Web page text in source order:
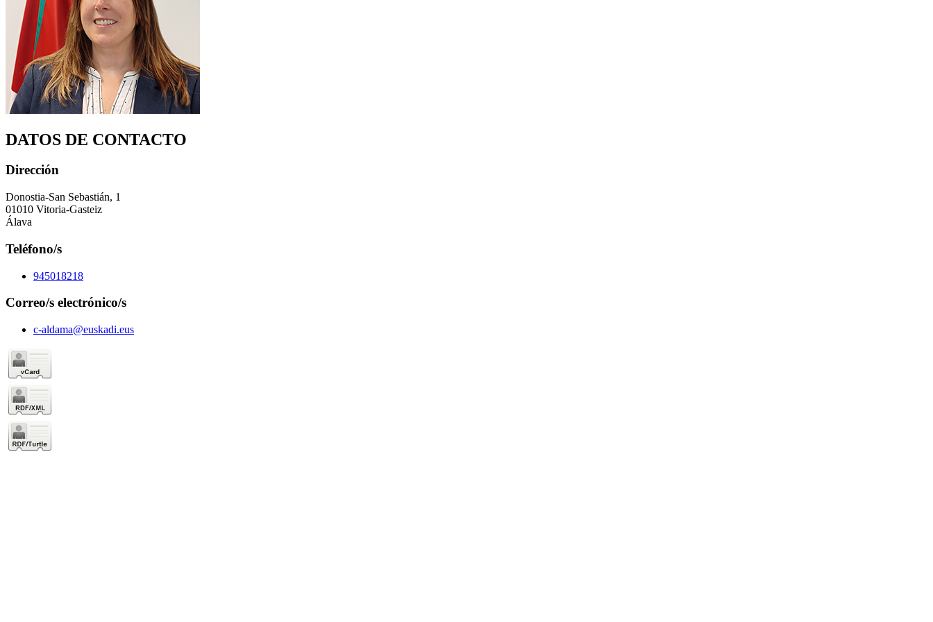
DATOS DE CONTACTO
Dirección
Donostia-San Sebastián, 1
01010 Vitoria-Gasteiz
Álava
Teléfono/s
945018218
Correo/s electrónico/s
c-aldama@euskadi.eus